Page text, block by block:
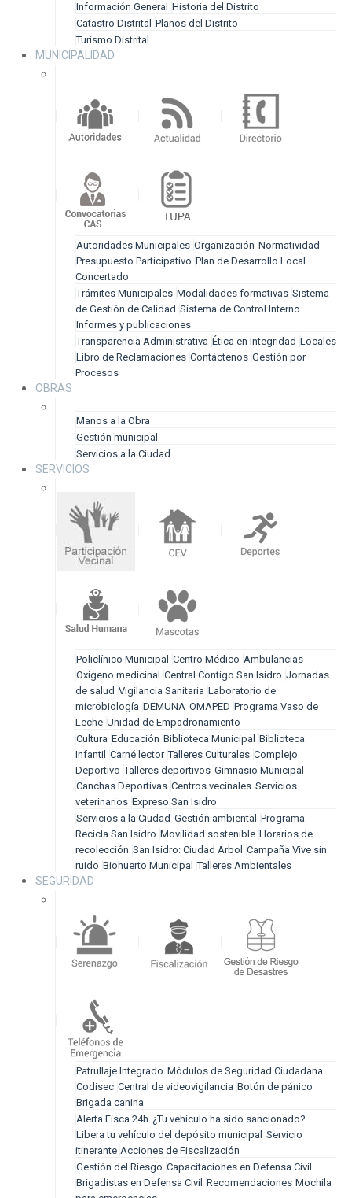
Información General Historia del Distrito
Catastro Distrital Planos del Distrito
Turismo Distrital
MUNICIPALIDAD
Autoridades Municipales Organización Normatividad
Presupuesto Participativo Plan de Desarrollo Local
Concertado
Trámites Municipales Modalidades formativas Sistema
de Gestión de Calidad Sistema de Control Interno
Informes y publicaciones
Transparencia Administrativa Ética en Integridad Locales
Libro de Reclamaciones Contáctenos Gestión por
Procesos
OBRAS
Manos a la Obra
Gestión municipal
Servicios a la Ciudad
SERVICIOS
Policlínico Municipal Centro Médico Ambulancias
Oxígeno medicinal Central Contigo San Isidro Jornadas
de salud Vigilancia Sanitaria Laboratorio de
microbiología DEMUNA OMAPED Programa Vaso de
Leche Unidad de Empadronamiento
Cultura Educación Biblioteca Municipal Biblioteca
Infantil Carné lector Talleres Culturales Complejo
Deportivo Talleres deportivos Gimnasio Municipal
Canchas Deportivas Centros vecinales Servicios
veterinarios Expreso San Isidro
Servicios a la Ciudad Gestión ambiental Programa
Recicla San Isidro Movilidad sostenible Horarios de
recolección San Isidro: Ciudad Árbol Campaña Vive sin
ruido Biohuerto Municipal Talleres Ambientales
SEGURIDAD
Patrullaje Integrado Módulos de Seguridad Ciudadana
Codisec Central de videovigilancia Botón de pánico
Brigada canina
Alerta Fisca 24h ¿Tu vehículo ha sido sancionado?
Libera tu vehículo del depósito municipal Servicio
itinerante Acciones de Fiscalización
Gestión del Riesgo Capacitaciones en Defensa Civil
Brigadistas en Defensa Civil Recomendaciones Mochila